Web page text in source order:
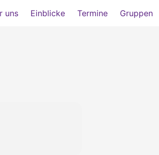
uns Einblicke Termine Gruppen